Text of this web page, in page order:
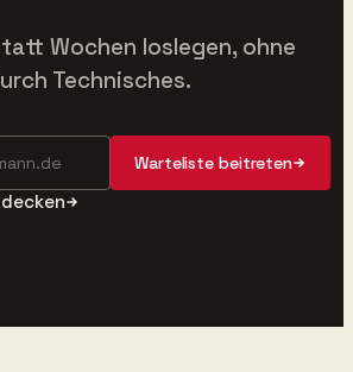
Wochen loslegen, ohne
Technisches.
Warteliste beitreten